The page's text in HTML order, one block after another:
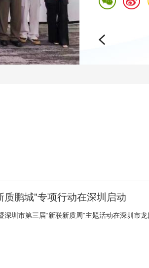
健康 颜选攻略 时尚 天气
质鹏城”专项行动在深圳启动
圳市第三届“新联新质周”主题活动在深圳市龙